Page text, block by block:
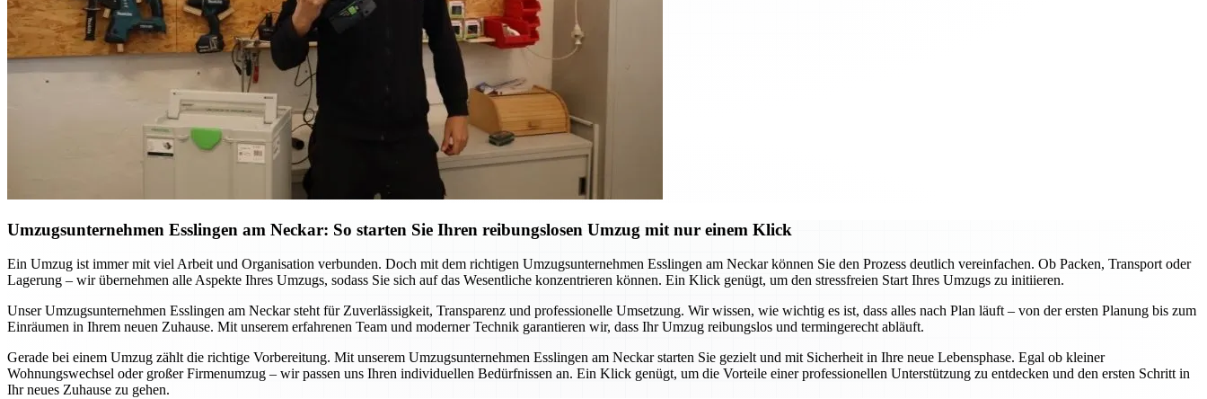
Umzugsunternehmen Esslingen am Neckar: So starten Sie Ihren reibungslosen Umzug mit nur einem Klick
Ein Umzug ist immer mit viel Arbeit und Organisation verbunden. Doch mit dem richtigen Umzugsunternehmen Esslingen am Neckar können Sie den Prozess deutlich vereinfachen. Ob Packen, Transport oder
Lagerung – wir übernehmen alle Aspekte Ihres Umzugs, sodass Sie sich auf das Wesentliche konzentrieren können. Ein Klick genügt, um den stressfreien Start Ihres Umzugs zu initiieren.
Unser Umzugsunternehmen Esslingen am Neckar steht für Zuverlässigkeit, Transparenz und professionelle Umsetzung. Wir wissen, wie wichtig es ist, dass alles nach Plan läuft – von der ersten Planung bis zum
Einräumen in Ihrem neuen Zuhause. Mit unserem erfahrenen Team und moderner Technik garantieren wir, dass Ihr Umzug reibungslos und termingerecht abläuft.
Gerade bei einem Umzug zählt die richtige Vorbereitung. Mit unserem Umzugsunternehmen Esslingen am Neckar starten Sie gezielt und mit Sicherheit in Ihre neue Lebensphase. Egal ob kleiner
Wohnungswechsel oder großer Firmenumzug – wir passen uns Ihren individuellen Bedürfnissen an. Ein Klick genügt, um die Vorteile einer professionellen Unterstützung zu entdecken und den ersten Schritt in
Ihr neues Zuhause zu gehen.